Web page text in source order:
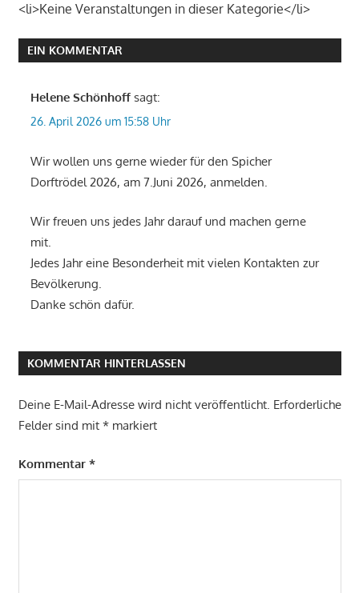
<li>Keine Veranstaltungen in dieser Kategorie</li>
EIN KOMMENTAR
Helene Schönhoff sagt:
26. April 2026 um 15:58 Uhr
Wir wollen uns gerne wieder für den Spicher
Dorftrödel 2026, am 7.Juni 2026, anmelden.
Wir freuen uns jedes Jahr darauf und machen gerne
mit.
Jedes Jahr eine Besonderheit mit vielen Kontakten zur
Bevölkerung.
Danke schön dafür.
KOMMENTAR HINTERLASSEN
Deine E-Mail-Adresse wird nicht veröffentlicht. Erforderliche
Felder sind mit *markiert
Kommentar *